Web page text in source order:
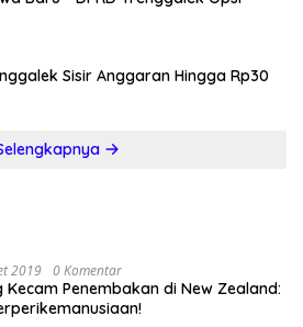
Sisir Anggaran Hingga Rp30
2019 0 Komentar
Kecam Penembakan di New Zealand: